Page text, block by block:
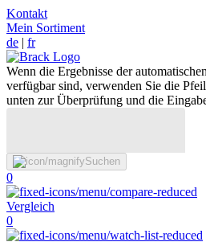
Kontakt
Mein Sortiment
de | fr
Wenn die Ergebnisse der
verfügbar sind, verwenden Sie die
unten zur Überprüfung und die
Suchen
0
Vergleich
0